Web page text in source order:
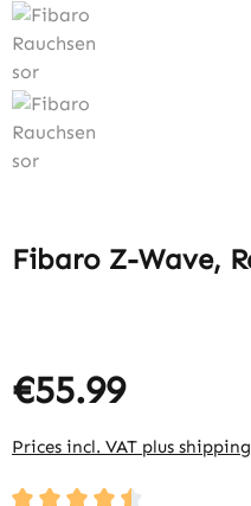
Fibaro Z-Wave,
€55.99
Prices incl. VAT plus